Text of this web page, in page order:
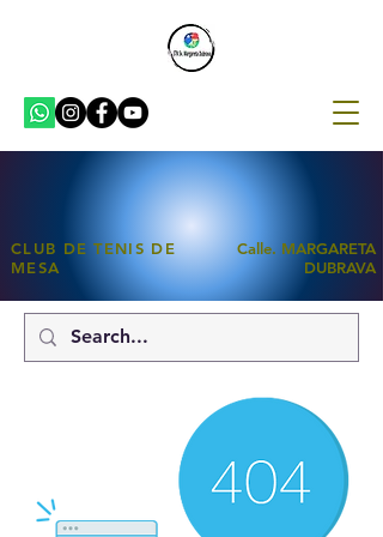
CLUB DE TENIS DE
MESA
Calle. MARGARETA
DUBRAVA